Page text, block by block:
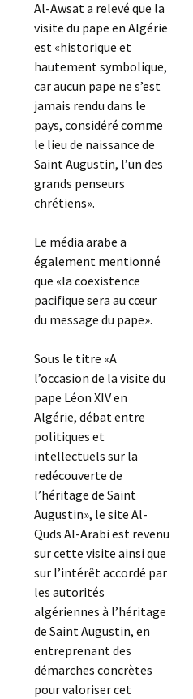
Al-Awsat a relevé que la
visite du pape en Algérie
est «historique et
hautement symbolique,
car aucun pape ne s’est
jamais rendu dans le
pays, considéré comme
le lieu de naissance de
Saint Augustin, l’un des
grands penseurs
chrétiens».
Le média arabe a
également mentionné
que «la coexistence
pacifique sera au cœur
du message du pape».
Sous le titre «A
l’occasion de la visite du
pape Léon XIV en
Algérie, débat entre
politiques et
intellectuels sur la
redécouverte de
l’héritage de Saint
Augustin», le site Al-
Quds Al-Arabi est revenu
sur cette visite ainsi que
sur l’intérêt accordé par
les autorités
algériennes à l’héritage
de Saint Augustin, en
entreprenant des
démarches concrètes
pour valoriser cet